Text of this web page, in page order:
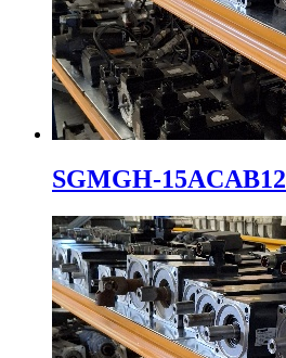
SGMGH-15ACAB12